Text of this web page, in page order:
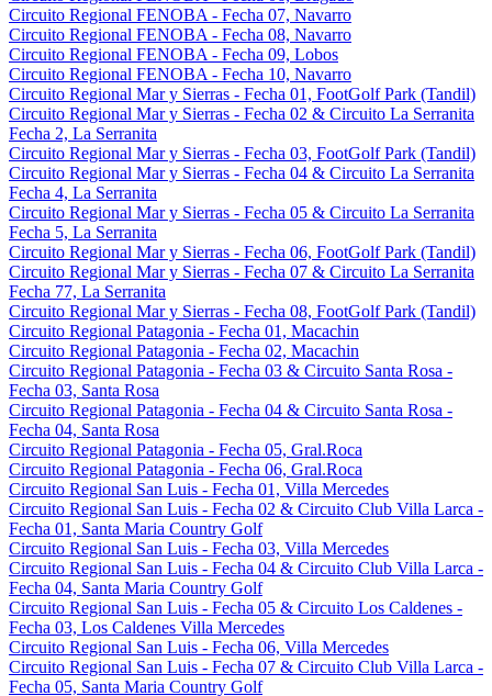
Circuito Regional FENOBA - Fecha 07, Navarro
Circuito Regional FENOBA - Fecha 08, Navarro
Circuito Regional FENOBA - Fecha 09, Lobos
Circuito Regional FENOBA - Fecha 10, Navarro
Circuito Regional Mar y Sierras - Fecha 01, FootGolf Park (Tandil)
Circuito Regional Mar y Sierras - Fecha 02 & Circuito La Serranita
Fecha 2, La Serranita
Circuito Regional Mar y Sierras - Fecha 03, FootGolf Park (Tandil)
Circuito Regional Mar y Sierras - Fecha 04 & Circuito La Serranita
Fecha 4, La Serranita
Circuito Regional Mar y Sierras - Fecha 05 & Circuito La Serranita
Fecha 5, La Serranita
Circuito Regional Mar y Sierras - Fecha 06, FootGolf Park (Tandil)
Circuito Regional Mar y Sierras - Fecha 07 & Circuito La Serranita
Fecha 77, La Serranita
Circuito Regional Mar y Sierras - Fecha 08, FootGolf Park (Tandil)
Circuito Regional Patagonia - Fecha 01, Macachin
Circuito Regional Patagonia - Fecha 02, Macachin
Circuito Regional Patagonia - Fecha 03 & Circuito Santa Rosa -
Fecha 03, Santa Rosa
Circuito Regional Patagonia - Fecha 04 & Circuito Santa Rosa -
Fecha 04, Santa Rosa
Circuito Regional Patagonia - Fecha 05, Gral.Roca
Circuito Regional Patagonia - Fecha 06, Gral.Roca
Circuito Regional San Luis - Fecha 01, Villa Mercedes
Circuito Regional San Luis - Fecha 02 & Circuito Club Villa Larca -
Fecha 01, Santa Maria Country Golf
Circuito Regional San Luis - Fecha 03, Villa Mercedes
Circuito Regional San Luis - Fecha 04 & Circuito Club Villa Larca -
Fecha 04, Santa Maria Country Golf
Circuito Regional San Luis - Fecha 05 & Circuito Los Caldenes -
Fecha 03, Los Caldenes Villa Mercedes
Circuito Regional San Luis - Fecha 06, Villa Mercedes
Circuito Regional San Luis - Fecha 07 & Circuito Club Villa Larca -
Fecha 05, Santa Maria Country Golf